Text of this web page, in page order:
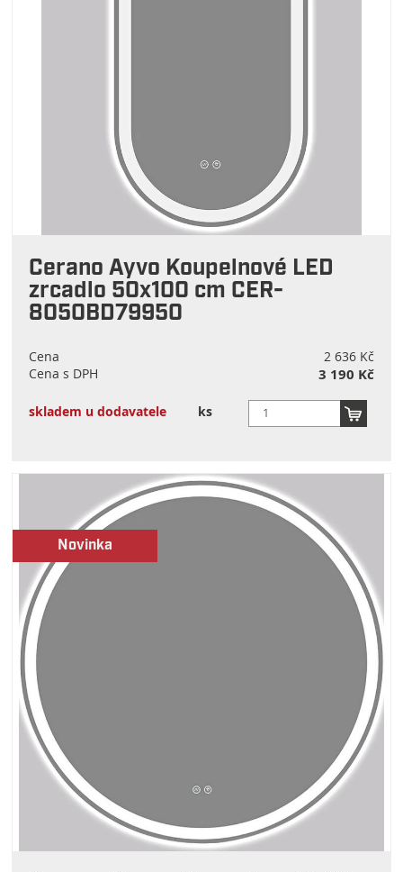
Cerano Ayvo Koupelnové LED
zrcadlo 50x100 cm CER-
8050BD79950
Cena
2 636 Kč
Cena s DPH
3 190 Kč
skladem u dodavatele ks
Novinka